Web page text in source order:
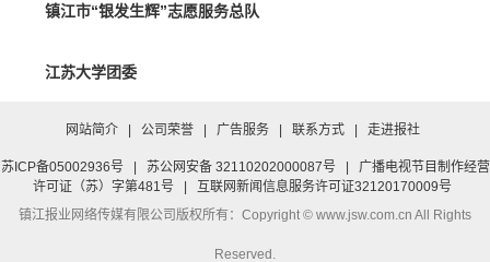
镇江市“银发生辉”志愿服务总队
江苏大学团委
金山网
镇江市社会儿女公益服务社
网站简介 | 公司荣誉 | 广告服务 | 联系方式 | 走进报社
苏ICP备05002936号 | 苏公网安备 32110202000087号 |
广播电视节目制作经营
许可证（苏）字第481号
|
互联网新闻信息服务许可证32120170009号
镇江报业网络传媒有限公司版权所有：Copyright © www.jsw.com.cn All Rights
Reserved.